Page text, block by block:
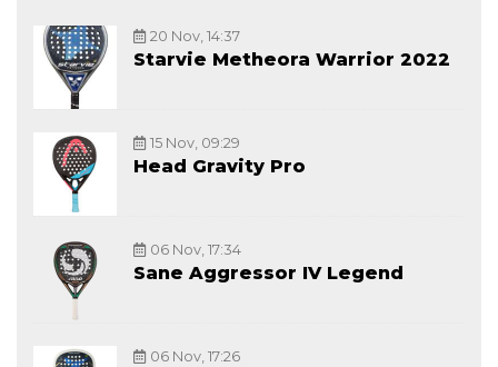
20 Nov, 14:37
Starvie Metheora Warrior 2022
15 Nov, 09:29
Head Gravity Pro
06 Nov, 17:34
Sane Aggressor IV Legend
06 Nov, 17:26